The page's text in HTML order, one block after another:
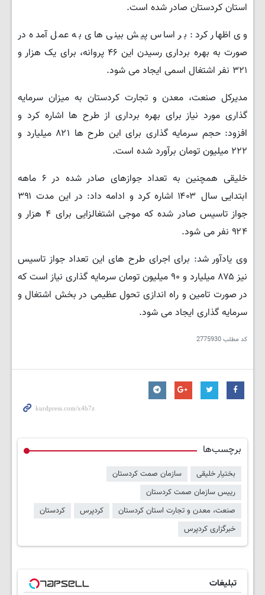
استان کردستان صادر شده است.
وی اظهار کرد: بر اساس پیش بینی های به عمل آمده در
صورت به بهره برداری رسیدن این ۴۶ پروانه، برای یک هزار و
۳۲۱ نفر اشتغال اسمی ایجاد می شود.
مدیرکل صنعت، معدن و تجارت کردستان به میزان سرمایه
گذاری مورد نیاز برای بهره برداری از طرح ها اشاره کرد و
افزود: حجم سرمایه گذاری برای این طرح ها ۸۲۱ میلیارد و
۲۲۲ میلیون تومان برآورد شده است.
خلیقی همچنین به تعداد جوازهای صادر شده در ۶ ماهه
ابتدایی سال ۱۴۰۳ اشاره کرد و ادامه داد: در این مدت ۳۹۱
جواز تاسیس صادر شده که موجی اشتغالزایی برای ۴ هزار و
۹۲۴ نفر می شود.
وی یادآور شد: برای اجرای طرح های این تعداد جواز تاسیس
نیز ۸۷۵ میلیارد و ۹۰ میلیون تومان سرمایه گذاری نیاز است که
در صورت تامین و راه اندازی تحول عظیمی در بخش اشتغال و
سرمایه گذاری ایجاد می شود.
کد مطلب2775930
برچسب‌ها
بختیار خلیقی
سازمان صمت کردستان
رییس سازمان صمت کردستان
صنعت، معدن و تجارت استان کردستان
کردپرس
کردستان
خبرگزاری کردپرس
تبلیغات